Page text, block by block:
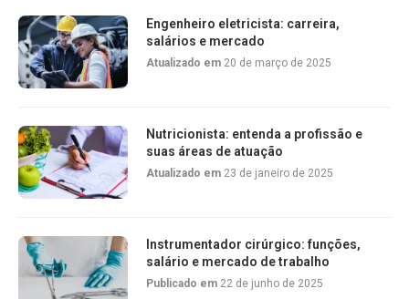
Engenheiro eletricista: carreira,
salários e mercado
Atualizado em 20 de março de 2025
Nutricionista: entenda a profissão e
suas áreas de atuação
Atualizado em 23 de janeiro de 2025
Instrumentador cirúrgico: funções,
salário e mercado de trabalho
Publicado em 22 de junho de 2025